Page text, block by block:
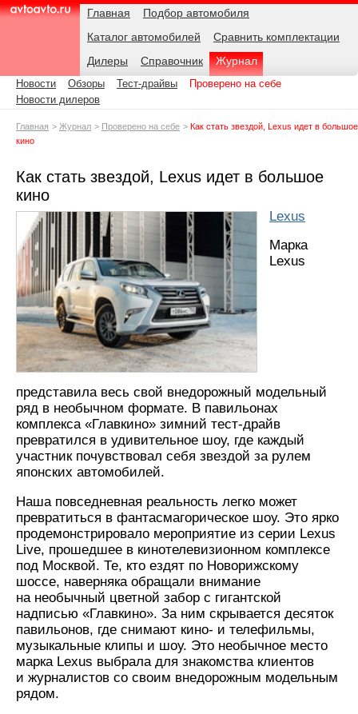
AvtoAvto.ru
Навигация Главная
Подбор автомобиля
Каталог автомобилей
Сравнить комплектации
Дилеры
Справочник Журнал
Подразделы
Новости Обзоры Тест-драйвы
Проверено на себе
Новости дилеров
Родительские
Главная Журнал Проверено на себе
Как стать звездой, Lexus идет в большое
кино
Как стать звездой, Lexus идет в большое
кино
Lexus
Марка
Lexus
представила весь свой внедорожный модельный
ряд в необычном формате. В павильонах
комплекса «Главкино» зимний тест-драйв
превратился в удивительное шоу, где каждый
участник почувствовал себя звездой за рулем
японских автомобилей.
Наша повседневная реальность легко может
превратиться в фантасмагорическое шоу. Это ярко
продемонстрировало мероприятие из серии Lexus
Live, прошедшее в кинотелевизионном комплексе
под Москвой. Те, кто ездят по Новорижскому
шоссе, наверняка обращали внимание
на необычный цветной забор с гигантской
надписью «Главкино». За ним скрывается десяток
павильонов, где снимают кино- и телефильмы,
музыкальные клипы и шоу. Это необычное место
марка Lexus выбрала для знакомства клиентов
и журналистов со своим внедорожным модельным
рядом.
Дата: